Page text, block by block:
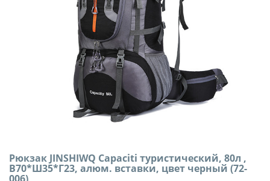
Рюкзак JINSHIWQ Capaciti туристический, 80л ,
В70*Ш35*Г23, алюм. вставки, цвет черный (72-